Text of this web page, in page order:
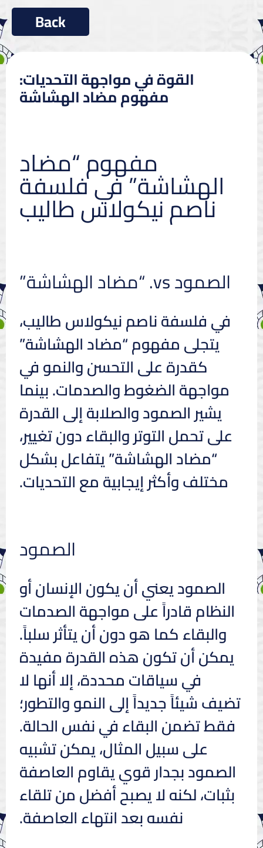
القوة في مواجهة التحديات:
مفهوم مضاد الهشاشة
مفهوم “مضاد
الهشاشة” في فلسفة
ناصم نيكولاس طاليب
الصمود vs. “مضاد الهشاشة”
في فلسفة ناصم نيكولاس طاليب،
يتجلى مفهوم “مضاد الهشاشة”
كقدرة على التحسن والنمو في
مواجهة الضغوط والصدمات. بينما
يشير الصمود والصلابة إلى القدرة
على تحمل التوتر والبقاء دون تغيير،
“مضاد الهشاشة” يتفاعل بشكل
مختلف وأكثر إيجابية مع التحديات.
الصمود
الصمود يعني أن يكون الإنسان أو
النظام قادراً على مواجهة الصدمات
والبقاء كما هو دون أن يتأثر سلباً.
يمكن أن تكون هذه القدرة مفيدة
في سياقات محددة، إلا أنها لا
تضيف شيئاً جديداً إلى النمو والتطور؛
فقط تضمن البقاء في نفس الحالة.
على سبيل المثال، يمكن تشبيه
الصمود بجدار قوي يقاوم العاصفة
بثبات، لكنه لا يصبح أفضل من تلقاء
نفسه بعد انتهاء العاصفة.